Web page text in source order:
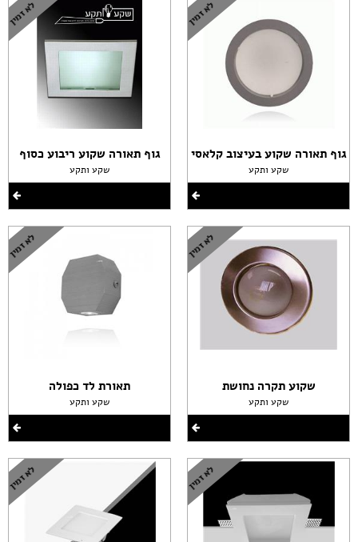
גוף תאורה שקוע בעיצוב קלאסי
שקע ותקע
שקוע תקרה נחושת
שקע ותקע
גוף תאורה שקוע ריבוע כסוף
שקע ותקע
תאורת לד כפולה
שקע ותקע